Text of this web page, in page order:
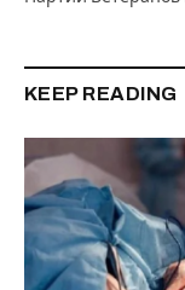
KEEP READING